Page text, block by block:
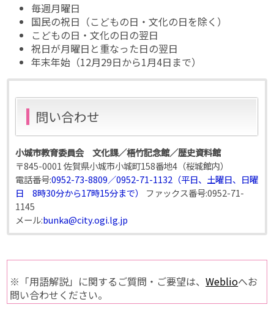
毎週月曜日
国民の祝日（こどもの日・文化の日を除く）
こどもの日・文化の日の翌日
祝日が月曜日と重なった日の翌日
年末年始（12月29日から1月4日まで）
問い合わせ
小城市教育委員会 文化課／梧竹記念館／歴史資料館
〒845-0001 佐賀県小城市小城町158番地4（桜城館内）
電話番号:0952-73-8809／0952-71-1132（平日、土曜日、日曜
日 8時30分から17時15分まで）
ファックス番号:0952-71-
1145
メール:bunka@city.ogi.lg.jp
※「用語解説」に関するご質問・ご要望は、Weblioへお
問い合わせください。